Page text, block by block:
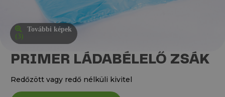
További képek
(3)
PRIMER LÁDABÉLELŐ ZSÁK
Redőzött vagy redő nélküli kivitel